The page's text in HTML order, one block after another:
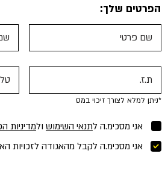
הפרטים שלך:
*ניתן למלא לצורך זיכוי במס
אני מסכימ.ה לתנאי השימוש ולמדיניות
אני מסכימ.ה לקבל מהאגודה לזכויות